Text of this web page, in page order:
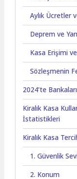
Aylık Ücretler
Deprem ve
Kasa Erişimi
Sözleşmenin
2024’te
Kiralık Kasa
İstatistikleri
Kiralık Kasa
1. Güvenlik
2. Konum